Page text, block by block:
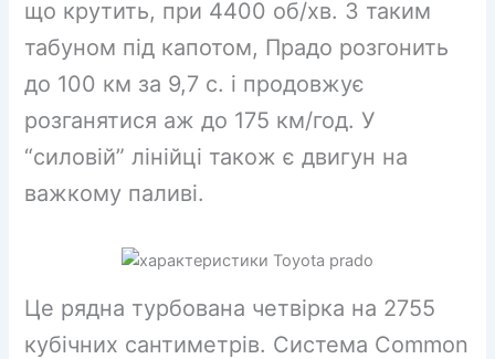
що крутить, при 4400 об/хв. З таким
табуном під капотом, Прадо розгонить
до 100 км за 9,7 с. і продовжує
розганятися аж до 175 км/год. У
“силовій” лінійці також є двигун на
важкому паливі.
Це рядна турбована четвірка на 2755
кубічних сантиметрів. Система Common